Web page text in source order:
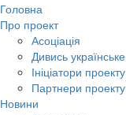
Головна
Про проект
Асоціація
Дивись українське
Ініціатори проекту
Партнери проекту
Новини